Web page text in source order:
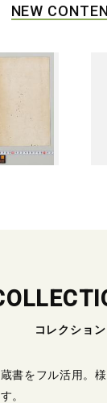
NEW
コレクション
書をフル活用。
。